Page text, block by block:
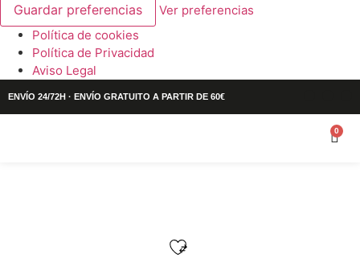
Guardar preferencias
Ver preferencias
Política de cookies
Política de Privacidad
Aviso Legal
ENVÍO 24/72H · ENVÍO GRATUITO A PARTIR DE 60€
0